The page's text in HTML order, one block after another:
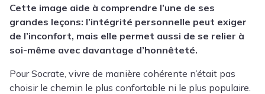
Cette image aide à comprendre l’une de ses
grandes leçons: l’intégrité personnelle peut exiger
de l’inconfort, mais elle permet aussi de se relier à
soi-même avec davantage d’honnêteté.
Pour Socrate, vivre de manière cohérente n’était pas
choisir le chemin le plus confortable ni le plus populaire.